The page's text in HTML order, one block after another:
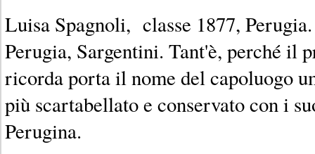
Luisa Spagnoli, classe 1877,
Perugia, Sargentini. Tant'è, perché il
ricorda porta il nome del capoluogo
più scartabellato e conservato con i
Perugina.